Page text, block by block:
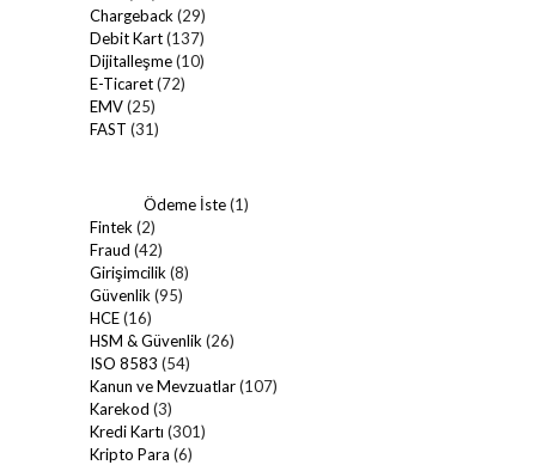
Chargeback (29)
Debit Kart(137)
Dijitalleşme(10)
E-Ticaret(72)
EMV(25)
FAST (31)
Ödeme İste(1)
Fintek (2)
Fraud (42)
Girişimcilik (8)
Güvenlik (95)
HCE(16)
HSM & Güvenlik (26)
ISO 8583 (54)
Kanun ve Mevzuatlar(107)
Karekod (3)
Kredi Kartı (301)
Kripto Para (6)